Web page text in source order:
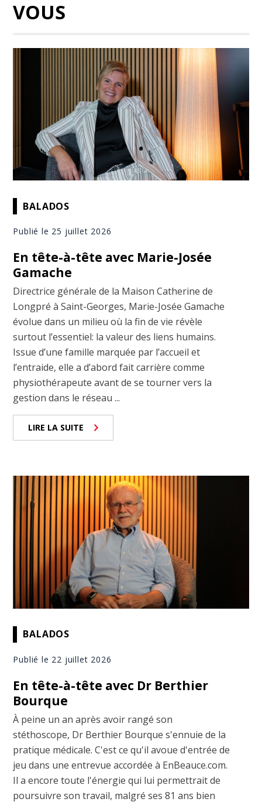
VOUS
BALADOS
Publié le 25 juillet 2026
En tête-à-tête avec Marie-Josée
Gamache
Directrice générale de la Maison Catherine de
Longpré à Saint-Georges, Marie-Josée Gamache
évolue dans un milieu où la fin de vie révèle
surtout l’essentiel: la valeur des liens humains.
Issue d’une famille marquée par l’accueil et
l’entraide, elle a d’abord fait carrière comme
physiothérapeute avant de se tourner vers la
gestion dans le réseau ...
LIRE LA SUITE
BALADOS
Publié le 22 juillet 2026
En tête-à-tête avec Dr Berthier
Bourque
À peine un an après avoir rangé son
stéthoscope, Dr Berthier Bourque s'ennuie de la
pratique médicale. C'est ce qu'il avoue d'entrée de
jeu dans une entrevue accordée à EnBeauce.com.
Il a encore toute l'énergie qui lui permettrait de
poursuivre son travail, malgré ses 81 ans bien